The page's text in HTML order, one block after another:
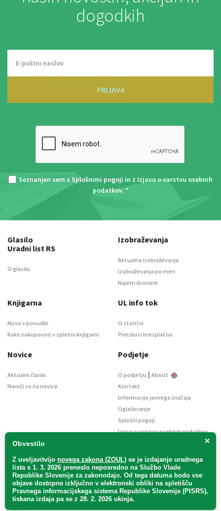
dogodkih
PRIJAVA
Seznanjen sem s Splošnimi pogoji in z Izjavo o varstvu osebnih
podatkov. *
×
Obvestilo
Z uveljavitvijo novega zakona (ZOUL) se je izdajanje uradnega
lista s 1. 3. 2026 preneslo neposredno na Službo Vlade
Republike Slovenije za zakonodajo. Od tega datuma bodo vse
objave dostopne izključno v elektronski obliki na spletišču
Pravnega informacijskega sistema Republike Slovenije (PISRS),
tiskana izdaja pa se z 28. 2. 2026 ukinja.
Glasilo
Uradni list RS
O glasilu
Izobraževanja
Aktualna izobraževanja
Izobraževanja po meri
Najem dvorane
Knjigarna
Novo v ponudbi
Kako nakupovati v spletni knjigarni
UL info tok
O storitvi
Preizkusi brezplačno
Novice
Aktualni članki
Naroči se na novice
Podjetje
O podjetju | About
Kontakt
Informacije javnega značaja
Oglaševanje
Splošni pogoji
Izjava o varstvu osebnih podatkov
Uradni list d. o. o. – v likvidaciji / Vse pravice pridržane.